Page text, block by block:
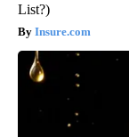
List?)
Insure.com